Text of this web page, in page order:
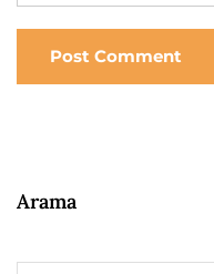
Post Comment
Arama